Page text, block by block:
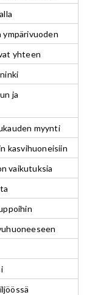
ympärivuoden
yhteen
ja
myynti
kasvihuoneisiin
vaikutuksia